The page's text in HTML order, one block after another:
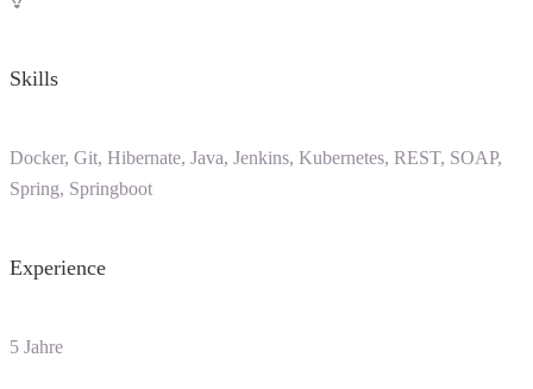
Skills
Docker, Git, Hibernate, Java, Jenkins, Kubernetes, REST, SOAP,
Spring, Springboot
Experience
5 Jahre